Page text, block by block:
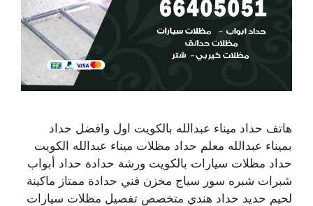
هاتف حداد ميناء عبدالله بالكويت اول وافضل حداد
بميناء عبدالله معلم حداد مظلات ميناء عبدالله الكويت
حداد مظلات سيارات بالكويت ورشة حدادة حداد أبواب
شبرات شبره سور سياج مخزن فني حدادة ممتاز ماكينة
لحيم حديد حداد هندي متخصص تفصيل مظلات سيارات